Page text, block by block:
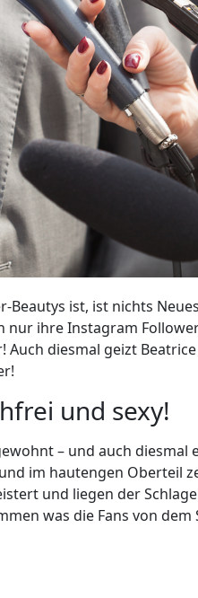
Beautys ist, ist nichts
nur ihre Instagram
Auch diesmal geizt
und sexy!
– und auch diesmal
im hautengen Oberteil
und liegen der
was die Fans von dem